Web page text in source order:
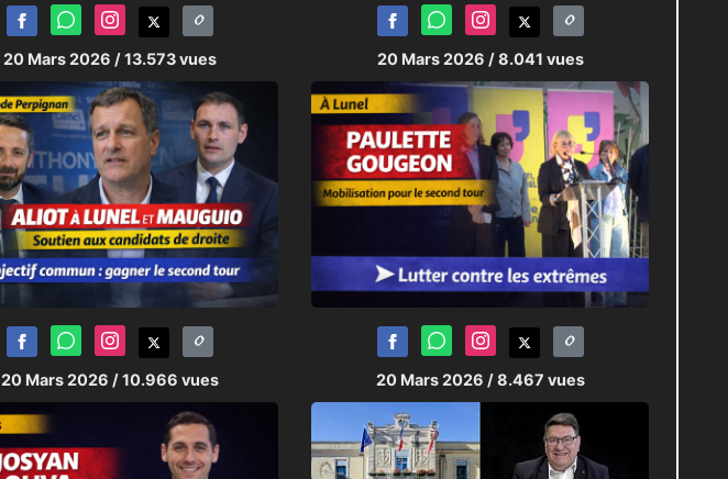
20 Mars 2026 / 13.573 vues 20 Mars 2026 / 8.041 vues
20 Mars 2026 / 10.966 vues 20 Mars 2026 / 8.467 vues